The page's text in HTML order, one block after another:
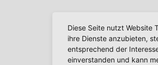
Diese Seite nutzt Website
ihre Dienste anzubieten,
entsprechend der
einverstanden und kann